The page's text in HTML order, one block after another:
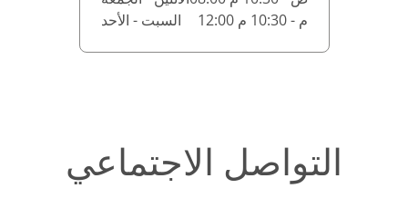
السبت - الأحد
12:00 م - 10:30 م
التواصل الاجتماعي